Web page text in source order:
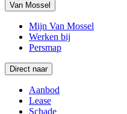
Van Mossel
Mijn Van Mossel
Werken bij
Persmap
Direct naar
Aanbod
Lease
Schade